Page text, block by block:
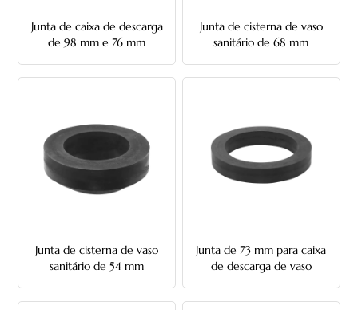
Junta de caixa de descarga
de 98 mm e 76 mm
Junta de cisterna de vaso
sanitário de 68 mm
Junta de cisterna de vaso
sanitário de 54 mm
Junta de 73 mm para caixa
de descarga de vaso